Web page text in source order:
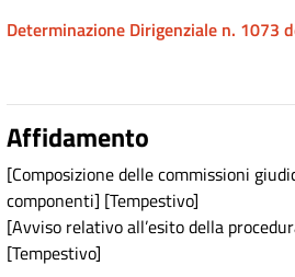
Determinazione Dirigenziale n. 1073
Affidamento
[Composizione delle commissioni
componenti] [Tempestivo]
[Avviso relativo all’esito della
[Tempestivo]